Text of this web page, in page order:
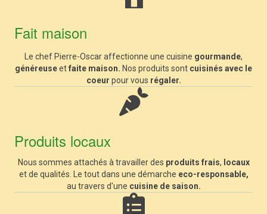
Fait maison
Le chef Pierre-Oscar affectionne une cuisine gourmande,
généreuseetfaite maison. Nos produits sont cuisinés avec le
coeur pour vous régaler.
Produits locaux
Nous sommes attachés à travailler des produits frais, locaux
et de qualités. Le tout dans une démarche eco-responsable,
au travers d'une cuisine de saison.